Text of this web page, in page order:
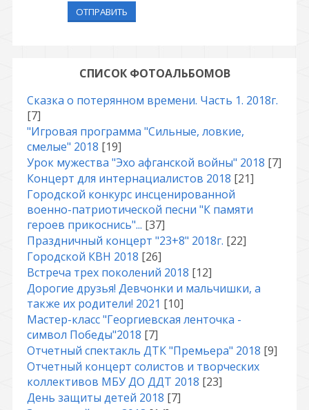
ОТПРАВИТЬ
СПИСОК ФОТОАЛЬБОМОВ
Сказка о потерянном времени. Часть 1. 2018г.
[7]
"Игровая программа "Сильные, ловкие,
смелые" 2018 [19]
Урок мужества "Эхо афганской войны" 2018 [7]
Концерт для интернациалистов 2018 [21]
Городской конкурс инсценированной
военно-патриотической песни "К памяти
героев прикоснись"... [37]
Праздничный концерт "23+8" 2018г. [22]
Городской КВН 2018 [26]
Встреча трех поколений 2018 [12]
Дорогие друзья! Девчонки и мальчишки, а
также их родители! 2021 [10]
Мастер-класс "Георгиевская ленточка -
символ Победы"2018 [7]
Отчетный спектакль ДТК "Премьера" 2018 [9]
Отчетный концерт солистов и творческих
коллективов МБУ ДО ДДТ 2018 [23]
День защиты детей 2018 [7]